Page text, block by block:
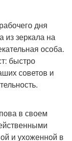
дня
из зеркала на
особа.
быстро
советов и
в своем
и ухоженной в